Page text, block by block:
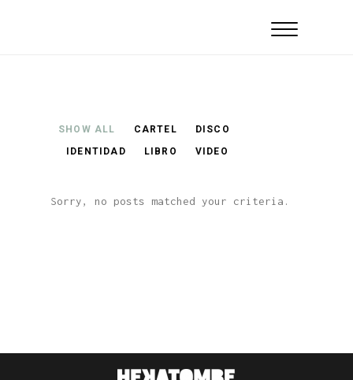
SHOW ALL CARTEL
DISCO
IDENTIDAD
LIBRO VIDEO
Sorry, no posts matched your criteria.